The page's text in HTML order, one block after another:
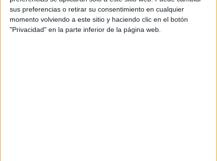
sus preferencias o retirar su consentimiento en cualquier
momento volviendo a este sitio y haciendo clic en el botón
"Privacidad" en la parte inferior de la página web.
amor, alegría y agradecimiento.
Su trabajo es su pasión. A cada ramo le pone todo su